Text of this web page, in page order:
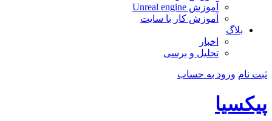
آموزش Unreal engine
آموزش کار با سایت
بلاگ
اخبار
تحلیل و برسی
ثبت نام ورود به حساب
پیکسیا